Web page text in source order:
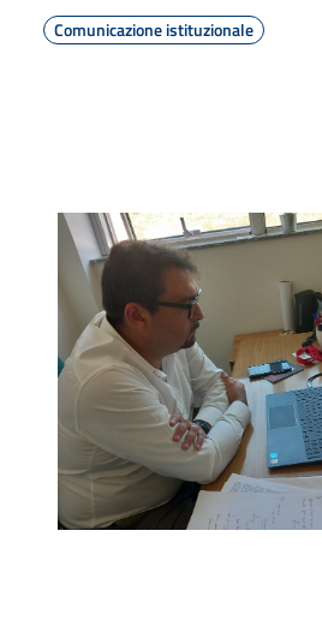
Comunicazione istituzionale